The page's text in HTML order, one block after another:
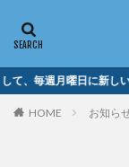
て、毎週月曜日に新し
HOME お知ら